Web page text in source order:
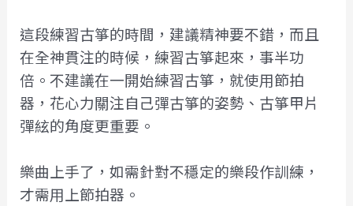
這段練習古箏的時間，建議精神要不錯，而且
在全神貫注的時候，練習古箏起來，事半功
倍。不建議在一開始練習古箏，就使用節拍
器，花心力關注自己彈古箏的姿勢、古箏甲片
彈絃的角度更重要。
樂曲上手了，如需針對不穩定的樂段作訓練，
才需用上節拍器。